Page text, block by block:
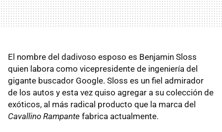
El nombre del dadivoso esposo es Benjamin Sloss
quien labora como vicepresidente de ingeniería del
gigante buscador Google. Sloss es un fiel admirador
de los autos y esta vez quiso agregar a su colección de
exóticos, al más radical producto que la marca del
Cavallino Rampante fabrica actualmente.